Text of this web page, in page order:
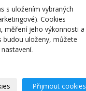
s uložením vybraných
Cookies
měření jeho výkonnosti a
budou uloženy, můžete
Přijmout cookies